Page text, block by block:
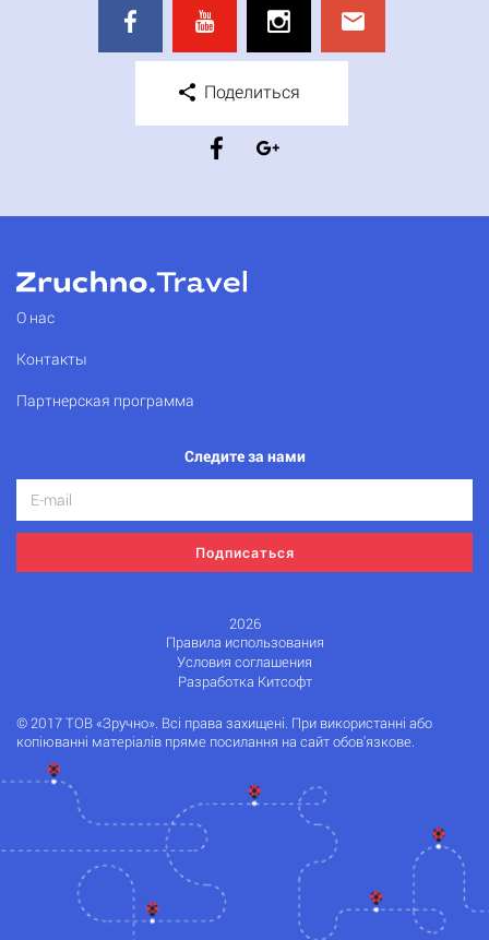
Поделиться
О нас
Контакты
Партнерская программа
Следите за нами
Подписаться
2026
Правила использования
Условия соглашения
Разработка Китсофт
© 2017 ТОВ «Зручно». Всі права захищені. При використанні або
копіюванні матеріалів пряме посилання на сайт обов'язкове.